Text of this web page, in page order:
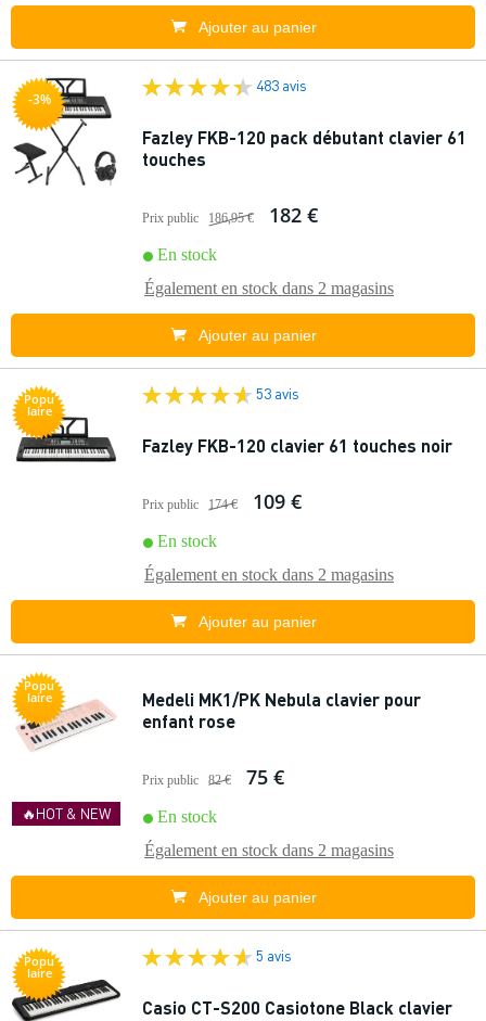
Ajouter au panier
-3%
483 avis
Fazley FKB-120 pack débutant clavier 61
touches
Prix public 186,95 € 182 €
En stock
Également en stock dans 2 magasins
Ajouter au panier
Popu
laire
53 avis
Fazley FKB-120 clavier 61 touches noir
Prix public 174 € 109 €
En stock
Également en stock dans 2 magasins
Ajouter au panier
Popu
laire
🔥HOT & NEW
Medeli MK1/PK Nebula clavier pour
enfant rose
Prix public 82 € 75 €
En stock
Également en stock dans 2 magasins
Ajouter au panier
Popu
laire
5 avis
Casio CT-S200 Casiotone Black clavier